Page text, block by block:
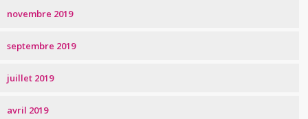
novembre 2019
septembre 2019
juillet 2019
avril 2019